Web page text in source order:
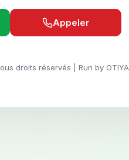
Appeler
droits réservés | Run by OTIYA